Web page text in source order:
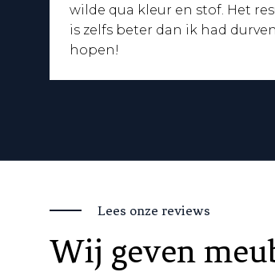
wilde qua kleur en stof. Het
is zelfs beter dan ik had durven
hopen!
Lees onze reviews
Wij geven